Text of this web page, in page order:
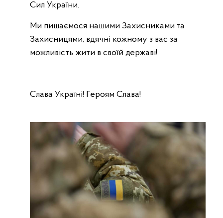
Сил України.
Ми пишаємося нашими Захисниками та
Захисницями, вдячні кожному з вас за
можливість жити в своїй державі!
Слава Україні! Героям Слава!